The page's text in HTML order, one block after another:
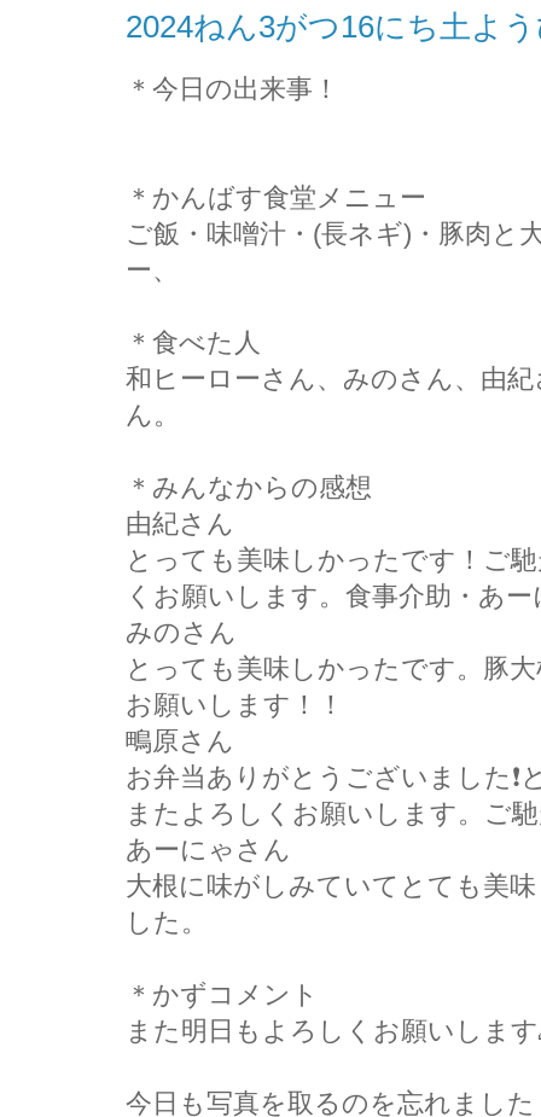
2024ねん3がつ16にち土よ
＊今日の出来事！
＊かんばす食堂メニュー
ご飯・味噌汁・(長ネギ)・豚肉と
ー、
＊食べた人
和ヒーローさん、みのさん、由
ん。
＊みんなからの感想
由紀さん
とっても美味しかったです！ご
くお願いします。食事介助・あ
みのさん
とっても美味しかったです。豚
お願いします！！
鴫原さん
お弁当ありがとうございました
またよろしくお願いします。ご馳
あーにゃさん
大根に味がしみていてとても美
した。
＊かずコメント
また明日もよろしくお願いしま
今日も写真を取るのを忘れまし